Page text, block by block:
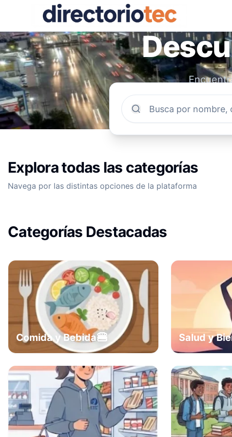
Explora todas las categorías
Navega por las distintas opciones de la plataforma
Categorías Destacadas
Comida y Bebida🍔 Salud y